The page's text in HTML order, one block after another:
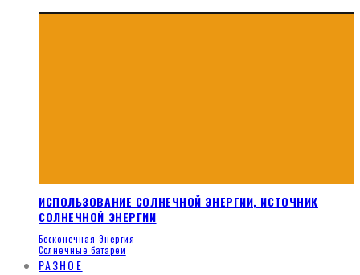
ИСПОЛЬЗОВАНИЕ СОЛНЕЧНОЙ ЭНЕРГИИ, ИСТОЧНИК
СОЛНЕЧНОЙ ЭНЕРГИИ
Бесконечная Энергия
Солнечные батареи
РАЗНОЕ